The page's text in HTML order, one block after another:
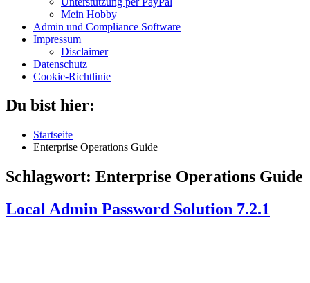
Mein Hobby
Admin und Compliance Software
Impressum
Disclaimer
Datenschutz
Cookie-Richtlinie
Du bist hier:
Startseite
Enterprise Operations Guide
Schlagwort: Enterprise Operations Guide
Local Admin Password Solution 7.2.1